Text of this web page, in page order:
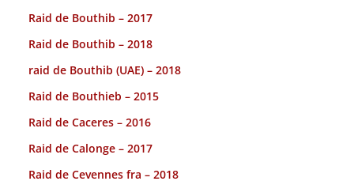
Raid de Bouthib – 2017
Raid de Bouthib – 2018
raid de Bouthib (UAE) – 2018
Raid de Bouthieb – 2015
Raid de Caceres – 2016
Raid de Calonge – 2017
Raid de Cevennes fra – 2018